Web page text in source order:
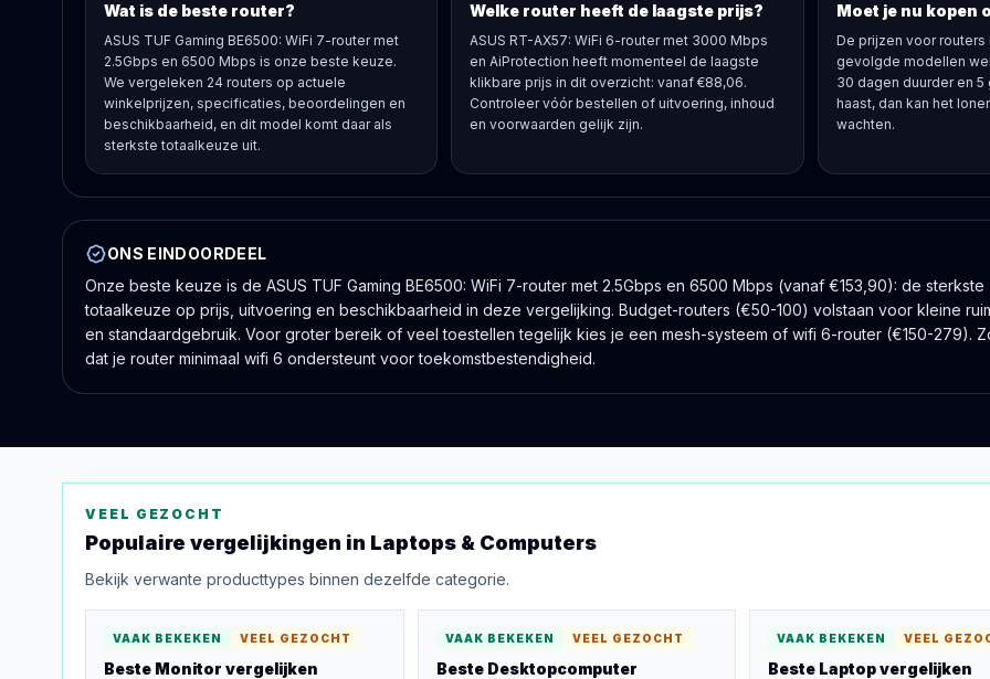
Wat is de beste router?
ASUS TUF Gaming BE6500: WiFi 7-router met
2.5Gbps en 6500 Mbps is onze beste keuze.
We vergeleken 24 routers op actuele
winkelprijzen, specificaties, beoordelingen en
beschikbaarheid, en dit model komt daar als
sterkste totaalkeuze uit.
Welke router heeft de laagste prijs?
ASUS RT-AX57: WiFi 6-router met 3000 Mbps
en AiProtection heeft momenteel de laagste
klikbare prijs in dit overzicht: vanaf €88,06.
Controleer vóór bestellen of uitvoering, inhoud
en voorwaarden gelijk zijn.
Moet je nu kopen
De prijzen voor
gevolgde modellen
30 dagen duurder en
haast, dan kan het
wachten.
ONS EINDOORDEEL
Onze beste keuze is de ASUS TUF Gaming BE6500: WiFi 7-router met 2.5Gbps en 6500 Mbps (vanaf €153,90): de sterkste
totaalkeuze op prijs, uitvoering en beschikbaarheid in deze vergelijking. Budget-routers (€50-100) volstaan voor kleine
en standaardgebruik. Voor groter bereik of veel toestellen tegelijk kies je een mesh-systeem of wifi 6-router (€150-279).
dat je router minimaal wifi 6 ondersteunt voor toekomstbestendigheid.
VEEL GEZOCHT
Populaire vergelijkingen in Laptops & Computers
Bekijk verwante producttypes binnen dezelfde categorie.
VAAK BEKEKEN VEEL GEZOCHT
Beste Monitor vergelijken
VAAK BEKEKEN VEEL GEZOCHT
Beste Desktopcomputer
VAAK BEKEKEN VEEL
Beste Laptopvergelijken